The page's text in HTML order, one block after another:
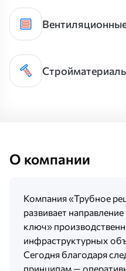
О компании
Компания «Трубное
развивает
ключ»
инфраструктурных
Сегодня благодаря
принципам —